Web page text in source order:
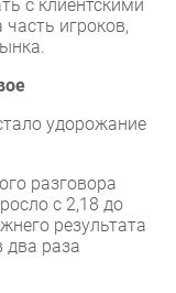
с клиентскими
игроков,
удорожание
разговора
с 2,18 до
результата
два раза